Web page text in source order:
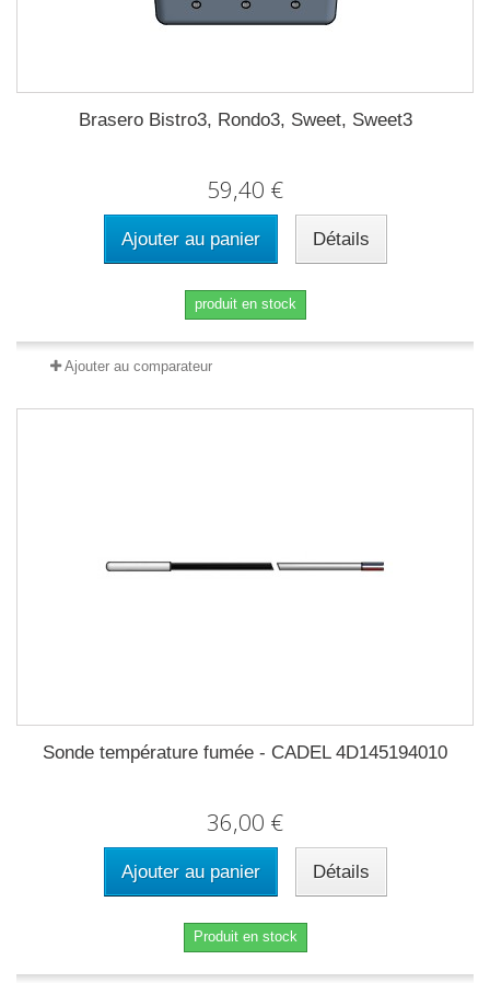
Brasero Bistro3, Rondo3, Sweet, Sweet3
59,40 €
Ajouter au panier Détails
produit en stock
Ajouter au comparateur
Sonde température fumée - CADEL 4D145194010
36,00 €
Ajouter au panier Détails
Produit en stock